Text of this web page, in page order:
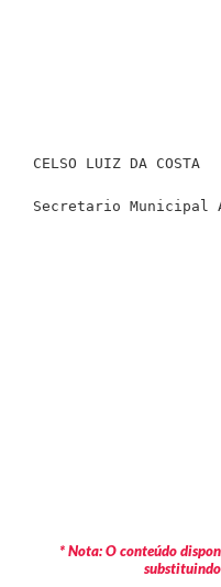
CELSO LUIZ DA COSTA
Secretario Municipal
* Nota: O conteúdo